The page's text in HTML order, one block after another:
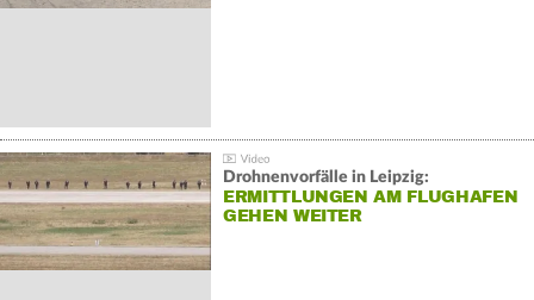
Drohnenvorfälle in Leipzig:
ERMITTLUNGEN AM FLUGHAFEN
GEHEN WEITER